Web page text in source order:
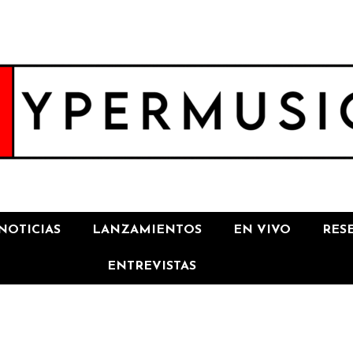
LANZAMIENTOS EN VIVO
ENTREVISTAS